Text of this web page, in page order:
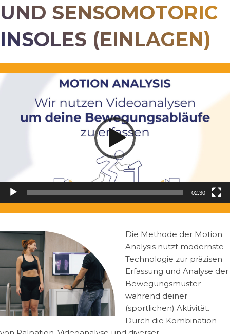
UND SENSOMOTORIC
INSOLES (EINLAGEN)
02:30
Die Methode der Motion
Analysis nutzt modernste
Technologie zur präzisen
Erfassung und Analyse der
Bewegungsmuster
während deiner
(sportlichen) Aktivität.
Durch die Kombination